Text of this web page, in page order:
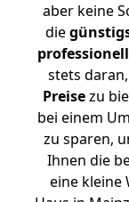
aber keine
die
stets
Preisezu
bei einem
zu sparen,
Ihnen die
eine kleine